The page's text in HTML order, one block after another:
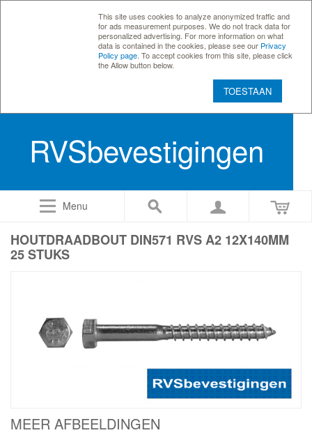
This site uses cookies to analyze anonymized traffic and
for ads measurement purposes. We do not track data for
personalized advertising. For more information on what
data is contained in the cookies, please see our Privacy
Policy page . To accept cookies from this site, please click
the Allow button below.
TOESTAAN
RVSbevestigingen
Menu
HOUTDRAADBOUT DIN571 RVS A2 12X140MM
25 STUKS
MEER AFBEELDINGEN